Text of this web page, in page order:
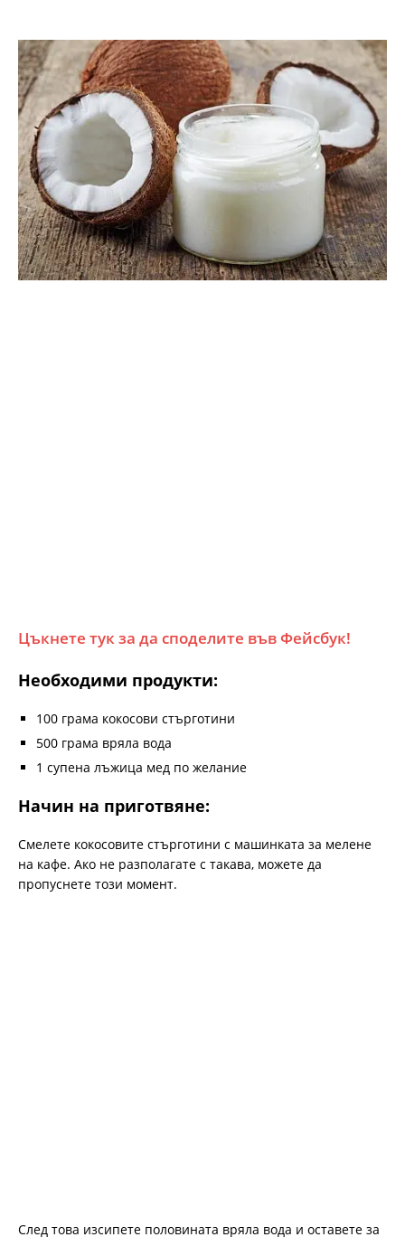
Цъкнете тук за да споделите във Фейсбук!
Необходими продукти:
100 грама кокосови стърготини
500 грама вряла вода
1 супена лъжица мед по желание
Начин на приготвяне:
Смелете кокосовите стърготини с машинката за мелене
на кафе. Ако не разполагате с такава, можете да
пропуснете този момент.
След това изсипете половината вряла вода и оставете за